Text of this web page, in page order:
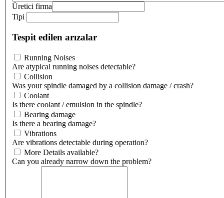
Üretici firma
Tipi
Tespit edilen arızalar
Running Noises
Are atypical running noises detectable?
Collision
Was your spindle damaged by a collision damage / crash?
Coolant
Is there coolant / emulsion in the spindle?
Bearing damage
Is there a bearing damage?
Vibrations
Are vibrations detectable during operation?
More Details available?
Can you already narrow down the problem?